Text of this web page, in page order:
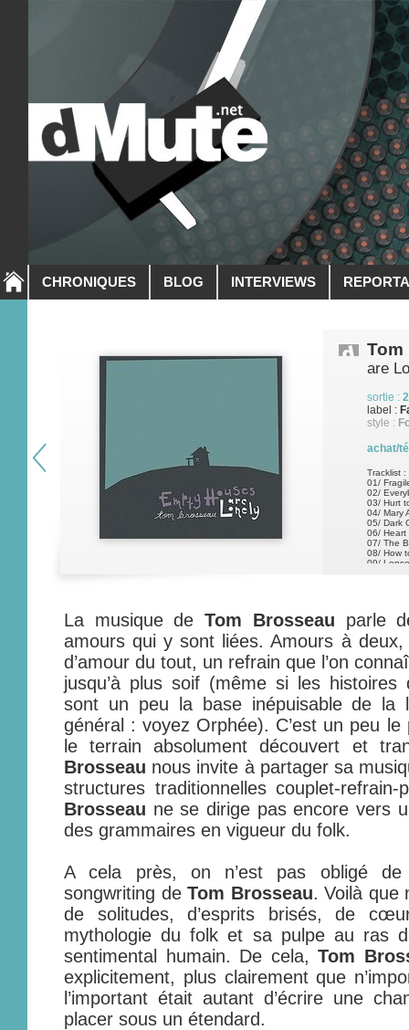
CHRONIQUES BLOG INTERVIEWS
Tom
are
sortie :
label :
style :
achat/
Tracklist :
01/
02/
03/ Hurt
04/ Mary
05/ Dark
06/ Heart
07/ The
08/ How
09/
La musique deTom Brosseau parle
amours qui y sont liées. Amours à
d’amour du tout, un refrain que l’on
jusqu’à plus soif (même si les histoires
sont un peu la base inépuisable de la
général : voyez Orphée). C’est un peu
le terrain absolument découvert et
Brosseau nous invite à partager sa
structures traditionnelles couplet-
Brosseau ne se dirige pas encore vers
des grammaires en vigueur du folk.
A cela près, on n’est pas obligé
songwriting de Tom Brosseau. Voilà que
de solitudes, d’esprits brisés, de
mythologie du folk et sa pulpe au ras
sentimental humain. De cela, Tom
explicitement, plus clairement que
l’important était autant d’écrire une
placer sous un étendard.